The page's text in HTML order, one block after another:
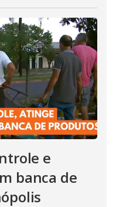
e
banca de